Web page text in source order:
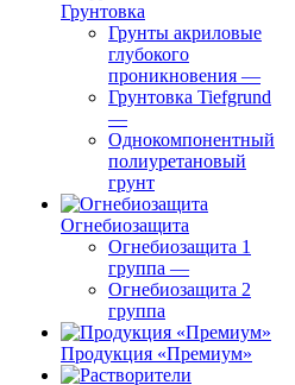
Грунтовка
Грунты акриловые
глубокого
проникновения —
Грунтовка Tiefgrund
—
Однокомпонентный
полиуретановый
грунт
Огнебиозащита
Огнебиозащита 1
группа —
Огнебиозащита 2
группа
Продукция «Премиум»